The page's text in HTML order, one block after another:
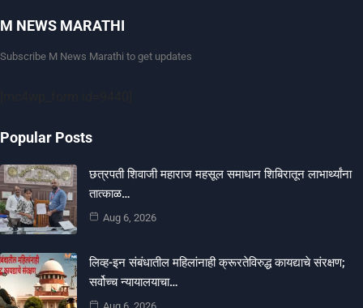
M NEWS MARATHI
Subscribe M News Marathi to get updates
Popular Posts
छत्रपती शिवाजी महाराज महसूल समाधान शिबिरातून लाभार्थ्यांना
तात्काळ…
Aug 6, 2026
लिव्ह-इन संबंधातील महिलांनाही क्रूरतेविरुद्ध कायद्याचे संरक्षण;
सर्वोच्च न्यायालयाचा…